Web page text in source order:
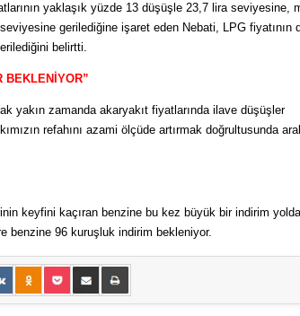
yaklaşık yüzde 13 düşüşle 23,7 lira seviyesine,
gerilediğine işaret eden Nebati, LPG fiyatının
belirtti.
BEKLENİYOR”
yakın zamanda akaryakıt fiyatlarında ilave düşüşler
refahını azami ölçüde artırmak doğrultusunda
keyfini kaçıran benzine bu kez büyük bir indirim
benzine 96 kuruşluk indirim bekleniyor.